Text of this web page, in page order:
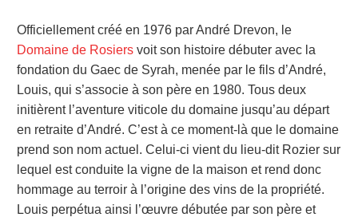
Officiellement créé en 1976 par André Drevon, le
Domaine de Rosiers voit son histoire débuter avec la
fondation du Gaec de Syrah, menée par le fils d’André,
Louis, qui s’associe à son père en 1980. Tous deux
initièrent l’aventure viticole du domaine jusqu’au départ
en retraite d’André. C’est à ce moment-là que le domaine
prend son nom actuel. Celui-ci vient du lieu-dit Rozier sur
lequel est conduite la vigne de la maison et rend donc
hommage au terroir à l’origine des vins de la propriété.
Louis perpétua ainsi l’œuvre débutée par son père et